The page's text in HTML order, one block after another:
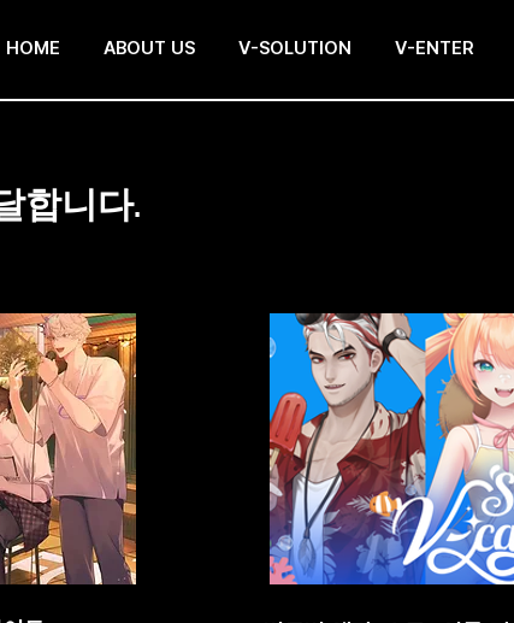
HOME ABOUT US V-SOLUTION V-ENTER
합니다.